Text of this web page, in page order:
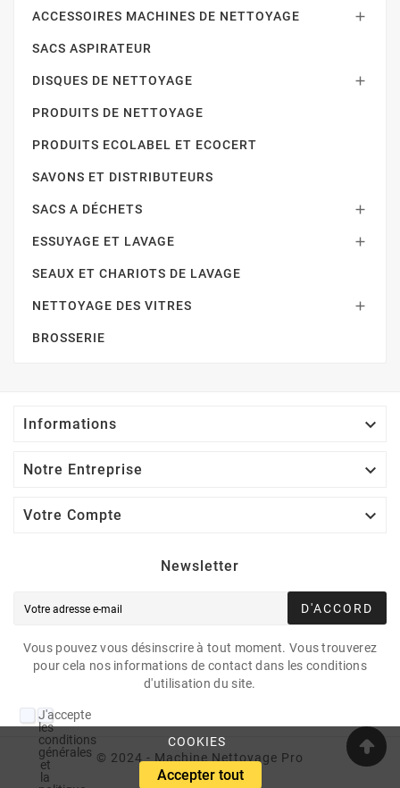
COOKIES
Accepter tout
ACCESSOIRES MACHINES DE NETTOYAGE 
SACS ASPIRATEUR
DISQUES DE NETTOYAGE 
PRODUITS DE NETTOYAGE
PRODUITS ECOLABEL ET ECOCERT
SAVONS ET DISTRIBUTEURS
SACS A DÉCHETS 
ESSUYAGE ET LAVAGE 
SEAUX ET CHARIOTS DE LAVAGE
NETTOYAGE DES VITRES 
BROSSERIE
Informations 
Notre Entreprise 
Votre Compte 
Newsletter
D'ACCORD
Vous pouvez vous désinscrire à tout moment. Vous trouverez
pour cela nos informations de contact dans les conditions
d'utilisation du site.
J'accepte
les
conditions
générales
et
la
© 2024 - Machine Nettoyage Pro